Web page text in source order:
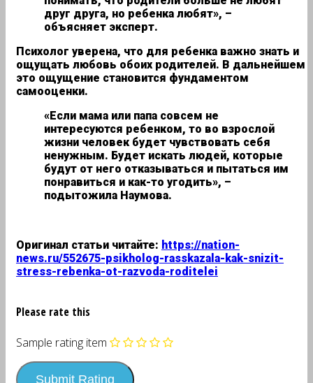
друг друга, но ребенка любят», –
объясняет эксперт.
Психолог уверена, что для ребенка важно знать и
ощущать любовь обоих родителей. В дальнейшем
это ощущение становится фундаментом
самооценки.
«Если мама или папа совсем не
интересуются ребенком, то во взрослой
жизни человек будет чувствовать себя
ненужным. Будет искать людей, которые
будут от него отказываться и пытаться им
понравиться и как-то угодить», –
подытожила Наумова.
Оригинал статьи читайте: https://nation-
news.ru/552675-psikholog-rasskazala-kak-snizit-
stress-rebenka-ot-razvoda-roditelei
Please rate this
Sample rating item